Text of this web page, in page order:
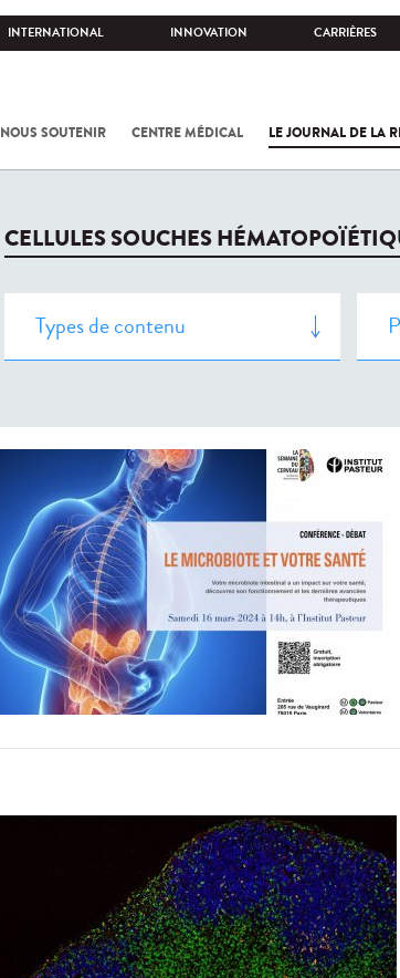
INTERNATIONAL INNOVATION CARRIÈRES
NOUS SOUTENIR CENTRE MÉDICAL LE JOURNAL DE LA
CELLULES SOUCHES